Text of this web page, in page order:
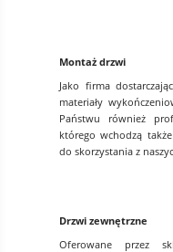
Montaż drzwi
Jako firma
materiały
Państwu również
którego wchodzą
do skorzystania z
Drzwi zewnętrzne
Oferowane przez